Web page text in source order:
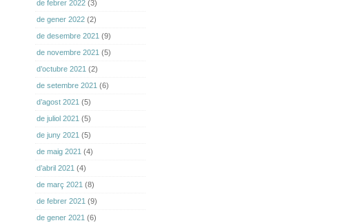
de febrer 2022 (3)
de gener 2022 (2)
de desembre 2021 (9)
de novembre 2021 (5)
d’octubre 2021 (2)
de setembre 2021 (6)
d’agost 2021 (5)
de juliol 2021 (5)
de juny 2021 (5)
de maig 2021 (4)
d’abril 2021 (4)
de març 2021 (8)
de febrer 2021 (9)
de gener 2021 (6)